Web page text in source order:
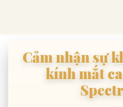
Cảm nhận sự
kính mắt